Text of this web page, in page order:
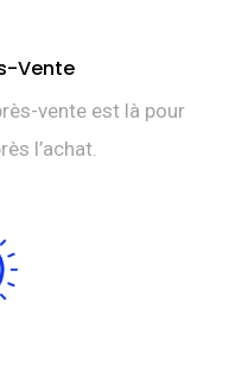
Vente
vente est là pour
l’achat.